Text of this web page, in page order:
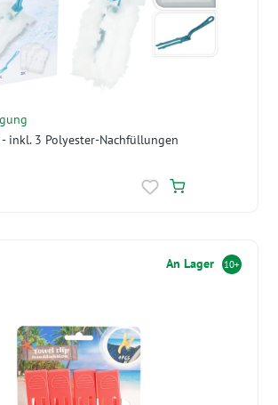
inkl. 3 Polyester-Nachfüllungen
An Lager 10+